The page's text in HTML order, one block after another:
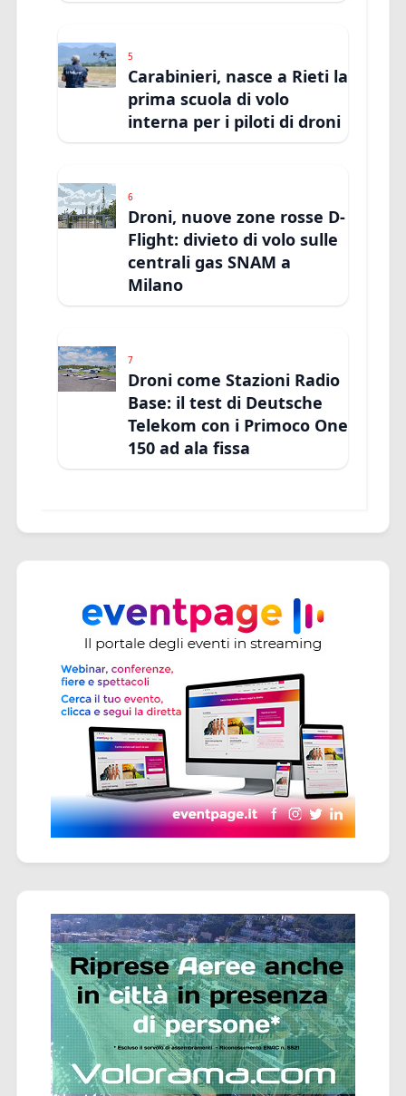
5
Carabinieri, nasce a Rieti la
prima scuola di volo
interna per i piloti di droni
6
Droni, nuove zone rosse D-
Flight: divieto di volo sulle
centrali gas SNAM a
Milano
7
Droni come Stazioni Radio
Base: il test di Deutsche
Telekom con i Primoco One
150 ad ala fissa